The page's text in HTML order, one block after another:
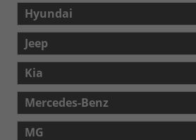
Hyundai
Jeep
Kia
Mercedes-Benz
MG